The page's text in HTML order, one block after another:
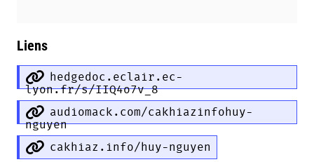
Liens
hedgedoc.eclair.ec-
lyon.fr/s/IIQ4o7v_8
audiomack.com/cakhiazinfohuy-
nguyen
cakhiaz.info/huy-nguyen